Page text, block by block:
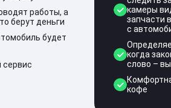
работы, а
берут деньги
будет
сервис
камеры
запчасти
с
когда
слово –
кофе